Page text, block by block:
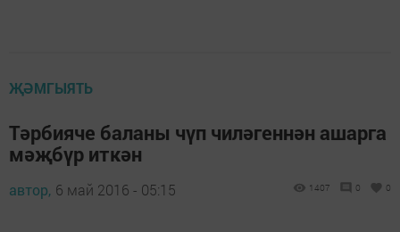
ҖӘМГЫЯТЬ
Тәрбияче баланы чүп чиләгеннән ашарга
мәҗбүр иткән
автор, 6 май 2016 - 05:15 1407 0 0